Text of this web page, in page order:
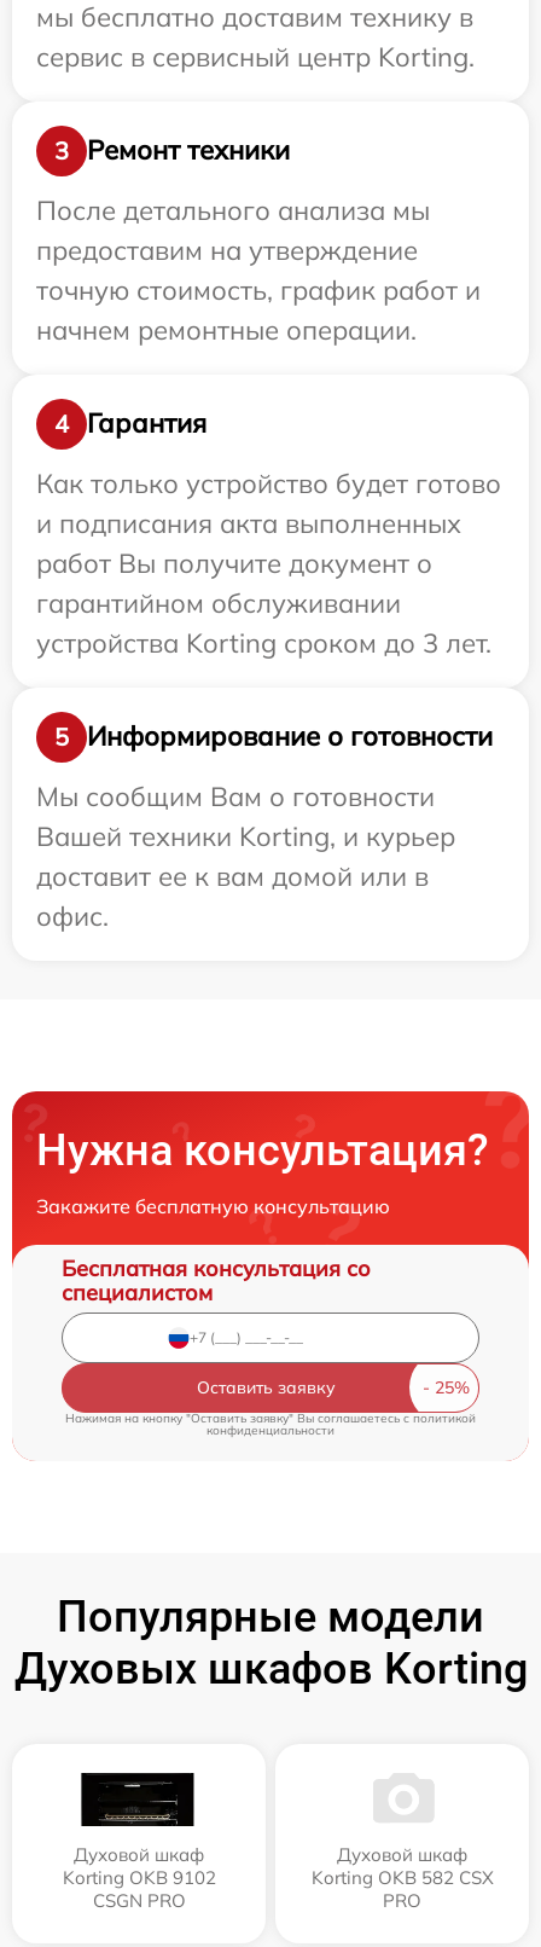
мы бесплатно доставим технику в
сервис в сервисный центр Korting.
3
Ремонт техники
После детального анализа мы
предоставим на утверждение
точную стоимость, график работ и
начнем ремонтные операции.
4
Гарантия
Как только устройство будет готово
и подписания акта выполненных
работ Вы получите документ о
гарантийном обслуживании
устройства Korting сроком до 3 лет.
5
Информирование о готовности
Мы сообщим Вам о готовности
Вашей техники Korting, и курьер
доставит ее к вам домой или в
офис.
Нужна консультация?
Закажите бесплатную консультацию
Бесплатная консультация со
специалистом
Оставить заявку
Нажимая на кнопку "Оставить заявку" Вы соглашаетесь cполитикой
конфиденциальности
Популярные модели
Духовых шкафов Korting
Духовой шкаф
Korting OKB 9102
CSGN PRO
Духовой шкаф
Korting OKB 582 CSX
PRO